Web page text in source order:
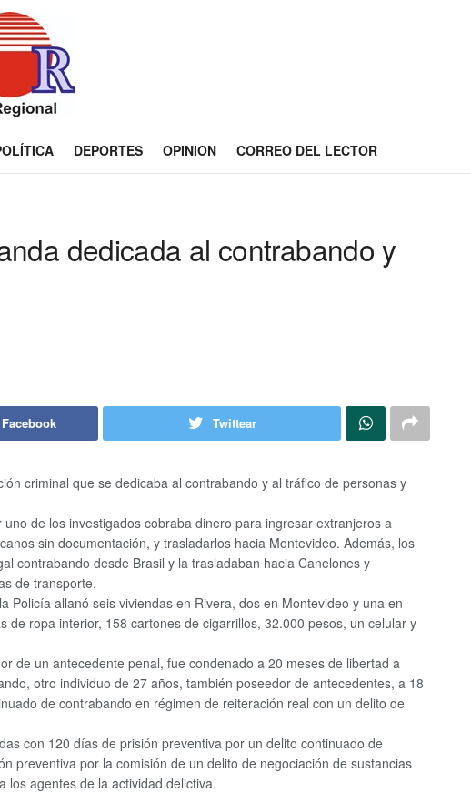
DEPORTES OPINION CORREO DEL LECTOR
dedicada al contrabando y
Twittear
criminal que se dedicaba al contrabando y al tráfico de personas y
de los investigados cobraba dinero para ingresar extranjeros a
sin documentación, y trasladarlos hacia Montevideo. Además, los
contrabando desde Brasil y la trasladaban hacia Canelones y
de transporte.
Policía allanó seis viviendas en Rivera, dos en Montevideo y una en
de ropa interior, 158 cartones de cigarrillos, 32.000 pesos, un celular y
de un antecedente penal, fue condenado a 20 meses de libertad a
otro individuo de 27 años, también poseedor de antecedentes, a 18
de contrabando en régimen de reiteración real con un delito de
con 120 días de prisión preventiva por un delito continuado de
preventiva por la comisión de un delito de negociación de sustancias
los agentes de la actividad delictiva.